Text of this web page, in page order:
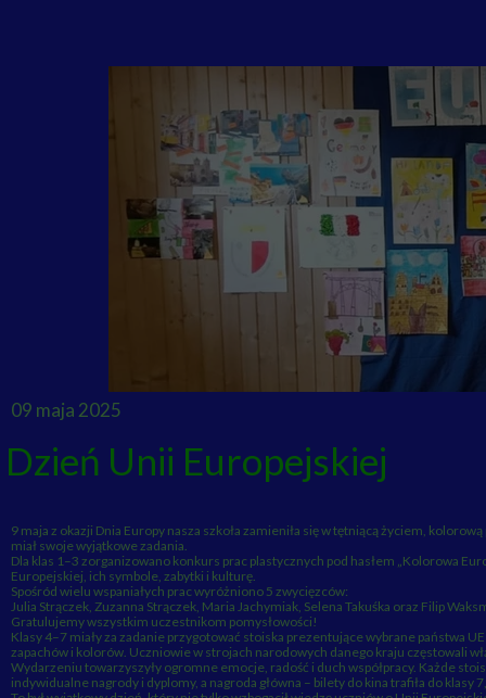
09 maja 2025
Dzień Unii Europejskiej
9 maja z okazji Dnia Europy nasza szkoła zamieniła się w tętniącą życiem,
miał swoje wyjątkowe zadania.
Dla klas 1–3 zorganizowano konkurs prac plastycznych pod hasłem „Kolorowa
Europejskiej, ich symbole, zabytki i kulturę.
Spośród wielu wspaniałych prac wyróżniono 5 zwycięzców:
Julia Strączek, Zuzanna Strączek, Maria Jachymiak, Selena Takuśka oraz Filip
Gratulujemy wszystkim uczestnikom pomysłowości!
Klasy 4–7 miały za zadanie przygotować stoiska prezentujące wybrane państwa
zapachów i kolorów. Uczniowie w strojach narodowych danego kraju częstowali
Wydarzeniu towarzyszyły ogromne emocje, radość i duch współpracy. Każde
indywidualne nagrody i dyplomy, a nagroda główna – bilety do kina trafiła do